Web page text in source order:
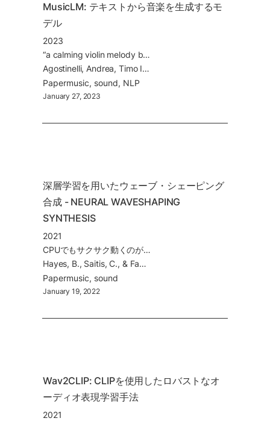
MusicLM: テキストから音楽を生成するモ
デル
2023
“a calming violin melody backed by a distorted guitar riff” といったテキストから音楽がサウンドファイルとして生成される. Stable Diffusionの音楽版
Agostinelli, Andrea, Timo I. Denk, Zalán Borsos, Jesse Engel, Mauro Verzetti, Antoine Caillon, Qingqing Huang, et al. 2023. “MusicLM: Generating Music From Text.”
Papermusic sound NLP
January 27, 2023
深層学習を用いたウェーブ・シェーピング
合成 - NEURAL WAVESHAPING
SYNTHESIS
2021
CPUでもサクサク動くのがポイント！
Hayes, B., Saitis, C., & Fazekas, G. (2021). Neural Waveshaping Synthesis.
Papermusic sound
January 19, 2022
Wav2CLIP: CLIPを使用したロバストなオ
ーディオ表現学習手法
2021